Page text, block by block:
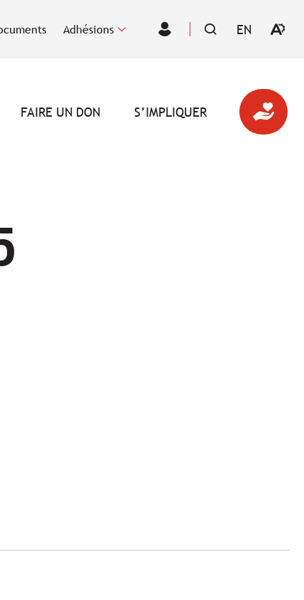
Adhésions
Espace
EN
VISITER
:
ENGLISH.
Ouvrir
FAIRE UN DON S’IMPLIQUER